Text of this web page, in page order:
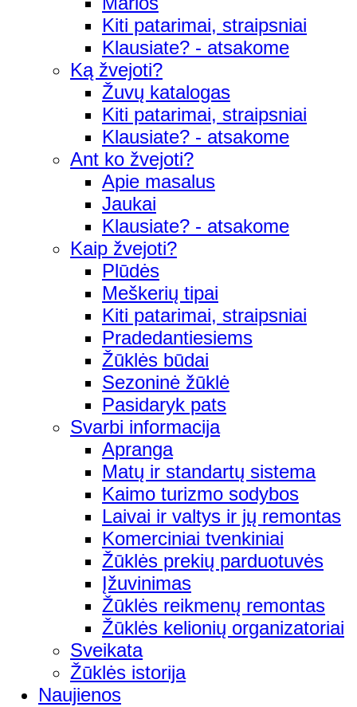
Kiti patarimai, straipsniai
Klausiate? - atsakome
Ką žvejoti?
Žuvų katalogas
Kiti patarimai, straipsniai
Klausiate? - atsakome
Ant ko žvejoti?
Apie masalus
Jaukai
Klausiate? - atsakome
Kaip žvejoti?
Plūdės
Meškerių tipai
Kiti patarimai, straipsniai
Pradedantiesiems
Žūklės būdai
Sezoninė žūklė
Pasidaryk pats
Svarbi informacija
Apranga
Matų ir standartų sistema
Kaimo turizmo sodybos
Laivai ir valtys ir jų remontas
Komerciniai tvenkiniai
Žūklės prekių parduotuvės
Įžuvinimas
Žūklės reikmenų remontas
Žūklės kelionių organizatoriai
Sveikata
Žūklės istorija
Naujienos